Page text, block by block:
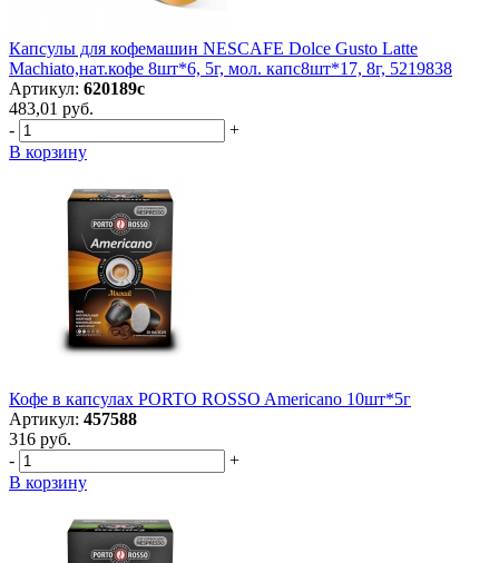
Капсулы для кофемашин NESCAFE Dolce Gusto Latte
Machiato,нат.кофе 8шт*6, 5г, мол. капс8шт*17, 8г, 5219838
Артикул: 620189с
483,01 руб.
-
+
В корзину
Кофе в капсулах PORTO ROSSO Americano 10шт*5г
Артикул: 457588
316 руб.
-
+
В корзину